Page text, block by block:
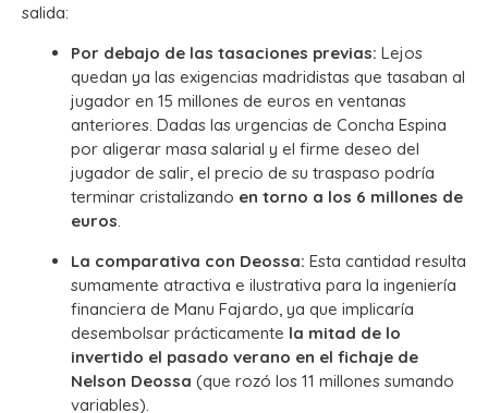
salida:
Por debajo de las tasaciones previas: Lejos
quedan ya las exigencias madridistas que tasaban al
jugador en 15 millones de euros en ventanas
anteriores. Dadas las urgencias de Concha Espina
por aligerar masa salarial y el firme deseo del
jugador de salir, el precio de su traspaso podría
terminar cristalizando en torno a los 6 millones de
euros.
La comparativa con Deossa: Esta cantidad resulta
sumamente atractiva e ilustrativa para la ingeniería
financiera de Manu Fajardo, ya que implicaría
desembolsar prácticamente la mitad de lo
invertido el pasado verano en el fichaje de
Nelson Deossa (que rozó los 11 millones sumando
variables).